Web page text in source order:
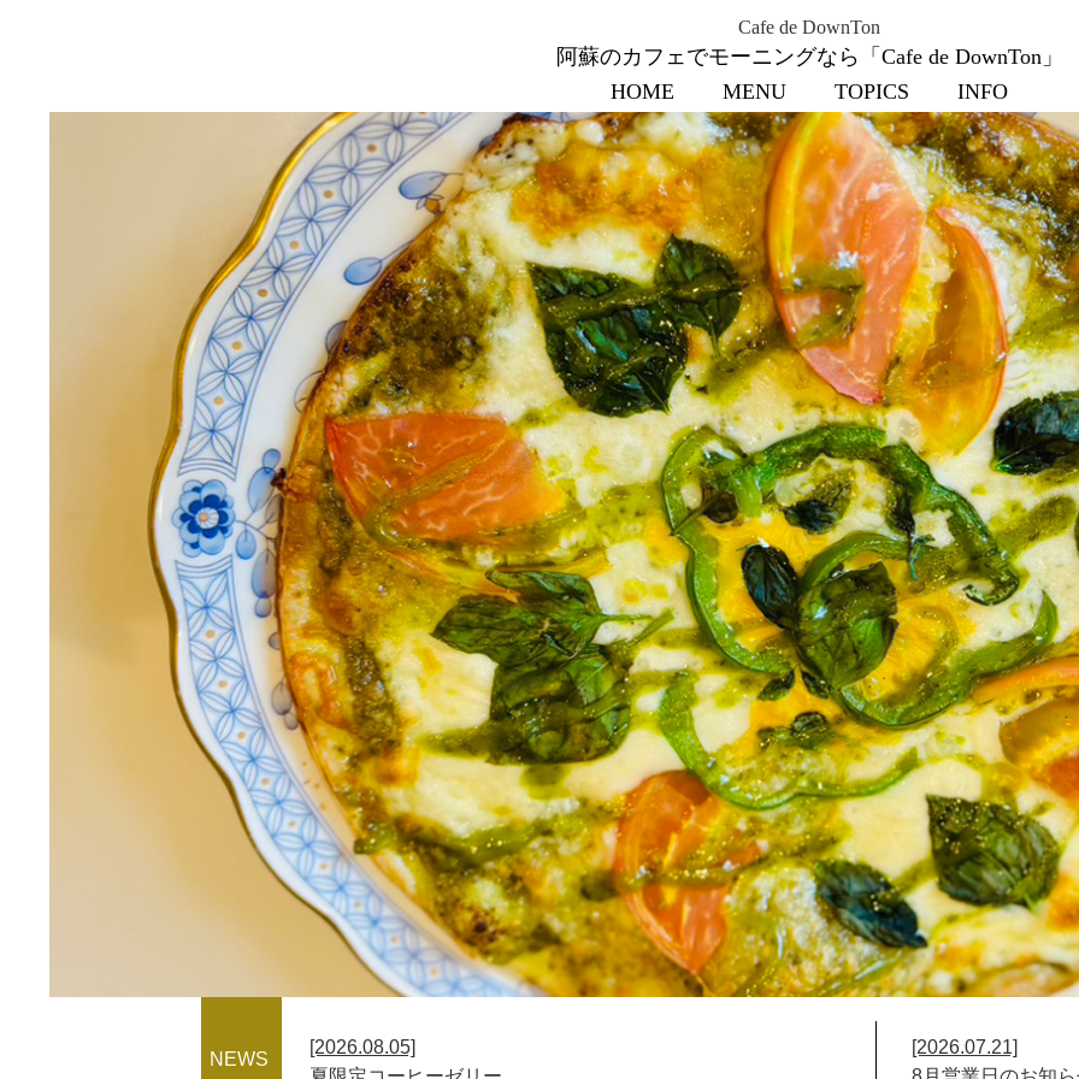
Cafe de DownTon
阿蘇のカフェでモーニングなら「Cafe de DownTon」
HOME
MENU TOPICS INFO
NEWS
[2026.08.05]
[2026.07.21]